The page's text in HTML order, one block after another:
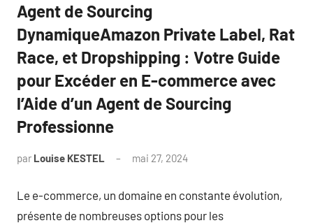
Agent de Sourcing
DynamiqueAmazon Private Label, Rat
Race, et Dropshipping : Votre Guide
pour Excéder en E-commerce avec
l’Aide d’un Agent de Sourcing
Professionne
par Louise KESTEL mai 27, 2024
Le e-commerce, un domaine en constante évolution,
présente de nombreuses options pour les